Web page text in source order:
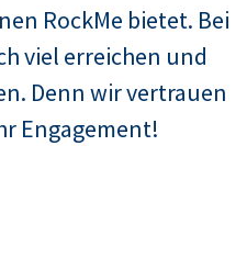
RockMe bietet. Bei
viel erreichen und
Denn wir vertrauen
Engagement!